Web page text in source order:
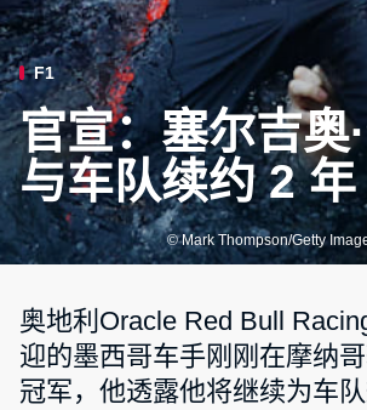
© Mark Thompson/Getty
F1
官宣：塞尔吉奥
与车队续约 2 年
奥地利Oracle Red Bull
迎的墨西哥车手刚刚在摩纳
冠军，他透露他将继续为车